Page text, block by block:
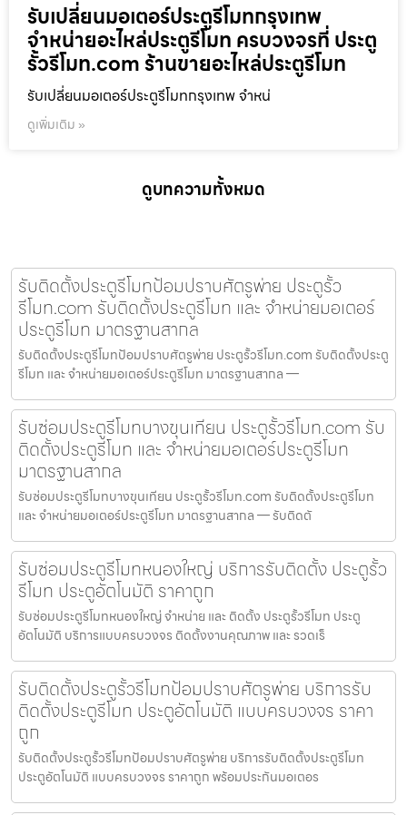
รับเปลี่ยนมอเตอร์ประตูรีโมทกรุงเทพ
จำหน่ายอะไหล่ประตูรีโมท ครบวงจรที่ ประตู
รั้วรีโมท.com ร้านขายอะไหล่ประตูรีโมท
รับเปลี่ยนมอเตอร์ประตูรีโมทกรุงเทพ จำหน่
ดูเพิ่มเติม »
ดูบทความทั้งหมด
รับติดตั้งประตูรีโมทป้อมปราบศัตรูพ่าย ประตูรั้ว
รีโมท.com รับติดตั้งประตูรีโมท และ จำหน่ายมอเตอร์
ประตูรีโมท มาตรฐานสากล
รับติดตั้งประตูรีโมทป้อมปราบศัตรูพ่าย ประตูรั้วรีโมท.com รับติดตั้งประตู
รีโมท และ จำหน่ายมอเตอร์ประตูรีโมท มาตรฐานสากล —
รับซ่อมประตูรีโมทบางขุนเทียน ประตูรั้วรีโมท.com รับ
ติดตั้งประตูรีโมท และ จำหน่ายมอเตอร์ประตูรีโมท
มาตรฐานสากล
รับซ่อมประตูรีโมทบางขุนเทียน ประตูรั้วรีโมท.com รับติดตั้งประตูรีโมท
และ จำหน่ายมอเตอร์ประตูรีโมท มาตรฐานสากล — รับติดตั
รับซ่อมประตูรีโมทหนองใหญ่ บริการรับติดตั้ง ประตูรั้ว
รีโมท ประตูอัตโนมัติ ราคาถูก
รับซ่อมประตูรีโมทหนองใหญ่ จำหน่าย และ ติดตั้ง ประตูรั้วรีโมท ประตู
อัตโนมัติ บริการแบบครบวงจร ติดตั้งงานคุณภาพ และ รวดเร็
รับติดตั้งประตูรั้วรีโมทป้อมปราบศัตรูพ่าย บริการรับ
ติดตั้งประตูรีโมท ประตูอัตโนมัติ แบบครบวงจร ราคา
ถูก
รับติดตั้งประตูรั้วรีโมทป้อมปราบศัตรูพ่าย บริการรับติดตั้งประตูรีโมท
ประตูอัตโนมัติ แบบครบวงจร ราคาถูก พร้อมประกันมอเตอร